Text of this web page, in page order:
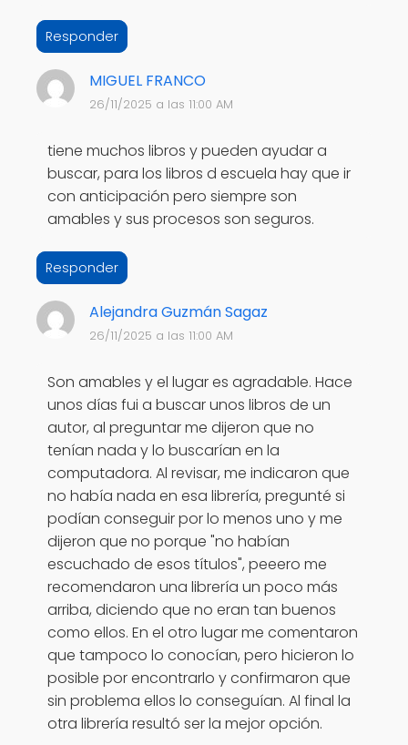
Responder
MIGUEL FRANCO
26/11/2025 a las 11:00 AM
tiene muchos libros y pueden ayudar a
buscar, para los libros d escuela hay que ir
con anticipación pero siempre son
amables y sus procesos son seguros.
Responder
Alejandra Guzmán Sagaz
26/11/2025 a las 11:00 AM
Son amables y el lugar es agradable. Hace
unos días fui a buscar unos libros de un
autor, al preguntar me dijeron que no
tenían nada y lo buscarían en la
computadora. Al revisar, me indicaron que
no había nada en esa librería, pregunté si
podían conseguir por lo menos uno y me
dijeron que no porque "no habían
escuchado de esos títulos", peeero me
recomendaron una librería un poco más
arriba, diciendo que no eran tan buenos
como ellos. En el otro lugar me comentaron
que tampoco lo conocían, pero hicieron lo
posible por encontrarlo y confirmaron que
sin problema ellos lo conseguían. Al final la
otra librería resultó ser la mejor opción.